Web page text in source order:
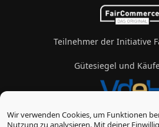
Wir verwenden Cookies, um Funktionen
Nutzung zu analysieren. Mit deiner
Teilnehmer der Initiative
Gütesiegel und
Mitglied im Verband des